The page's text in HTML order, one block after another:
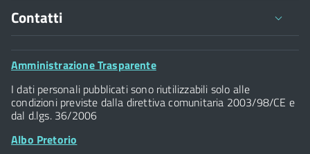
Contatti
Comune di Firenze
Palazzo Vecchio
Piazza della Signoria - 50122, Firenze
P.IVA 01307110484
Footer
Amministrazione Trasparente
I dati personali pubblicati sono riutilizzabili solo alle
condizioni previste dalla direttiva comunitaria 2003/98/CE e
dal d.lgs. 36/2006
Albo Pretorio